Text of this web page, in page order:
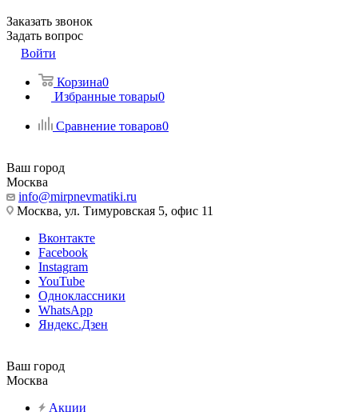
Заказать звонок
Задать вопрос
Войти
Корзина0
Избранные товары0
Сравнение товаров0
Ваш город
Москва
info@mirpnevmatiki.ru
Москва, ул. Тимуровская 5, офис 11
Вконтакте
Facebook
Instagram
YouTube
Одноклассники
WhatsApp
Яндекс.Дзен
Ваш город
Москва
Акции